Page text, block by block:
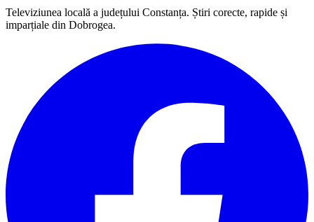
Televiziunea locală a județului Constanța. Știri corecte, rapide și
imparțiale din Dobrogea.